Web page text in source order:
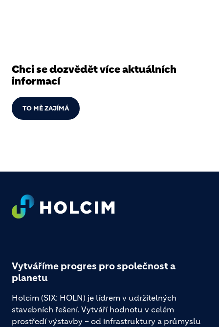
Chci se dozvědět více aktuálních
informací
TO MĚ ZAJÍMÁ
Footer
Vytváříme progres pro společnost a
planetu
Holcim (SIX: HOLN) je lídrem v udržitelných
stavebních řešení. Vytváří hodnotu v celém
prostředí výstavby – od infrastruktury a průmyslu